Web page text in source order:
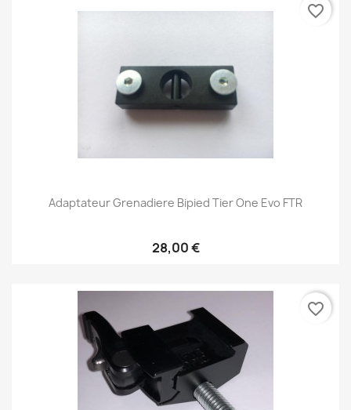
Adaptateur Grenadiere Bipied Tier One Evo FTR
28,00 €
favorite_border
favorite_border